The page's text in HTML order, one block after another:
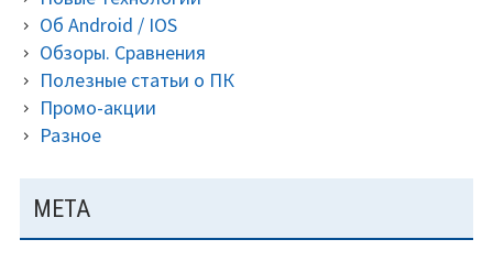
Об Android / IOS
Обзоры. Сравнения
Полезные статьи о ПК
Промо-акции
Разное
МЕТА